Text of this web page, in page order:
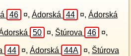
46 ¤, Ádorská 44 ¤, Ádorská
50 ¤, Štúrova 46 ¤,
44 ¤, Ádorská 44A ¤, Štúrova